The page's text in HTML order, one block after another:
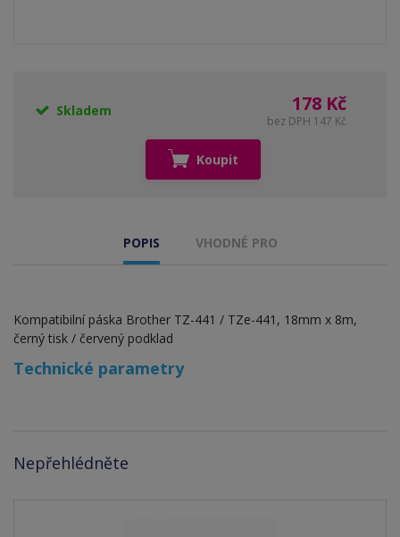
Skladem 178 Kč
bez DPH 147 Kč
Koupit
POPIS VHODNÉ PRO
Kompatibilní páska Brother TZ-441 / TZe-441, 18mm x 8m,
černý tisk / červený podklad
Technické parametry
Nepřehlédněte